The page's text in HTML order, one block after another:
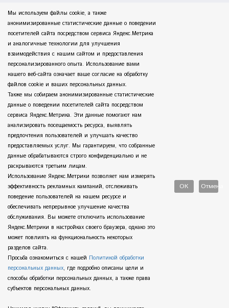
Мы используем файлы cookie, а также
анонимизированные статистические данные о поведении
посетителей сайта посредством сервиса Яндекс.Метрика
и аналогичные технологии для улучшения
взаимодействия с нашим сайтом и предоставления
персонализированного опыта. Использование вами
нашего веб-сайта означает ваше согласие на обработку
файлов cookie и ваших персональных данных.
Также мы собираем анонимизированные статистические
данные о поведении посетителей сайта посредством
сервиса Яндекс.Метрика. Эти данные помогают нам
анализировать посещаемость ресурса, выявлять
предпочтения пользователей и улучшать качество
предоставляемых услуг. Мы гарантируем, что собранные
данные обрабатываются строго конфиденциально и не
раскрываются третьим лицам.
Использование Яндекс.Метрики позволяет нам измерять
эффективность рекламных кампаний, отслеживать
поведение пользователей на нашем ресурсе и
обеспечивать непрерывное улучшение качества
обслуживания. Вы можете отключить использование
Яндекс.Метрики в настройках своего браузера, однако это
может повлиять на функциональность некоторых
разделов сайта.
Просьба ознакомиться с нашей Политикой обработки
персональных данных, где подробно описаны цели и
способы обработки персональных данных, а также права
субъектов персональных данных.
ОК Отмена